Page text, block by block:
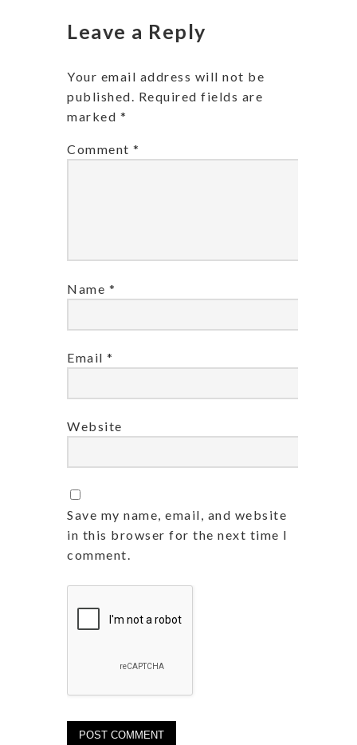
Leave a Reply
Your email address will not be
published. Required fields are
marked *
Comment *
Name *
Email *
Website
Save my name, email, and website
in this browser for the next time I
comment.